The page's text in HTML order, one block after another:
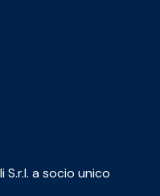
a socio unico